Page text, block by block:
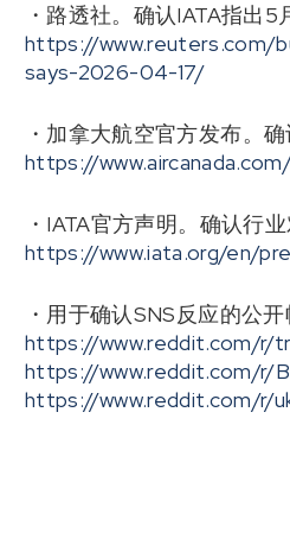
・路透社。确认IATA指出
https://
says-2026-04-17/
・加拿大航空官方发布。
https://
・IATA官方声明。确认行
https://www.iata.org/en/
・用于确认SNS反应的公
https://www.reddit.com/r/
https://www.reddit.com/r/
https://www.reddit.com/r/